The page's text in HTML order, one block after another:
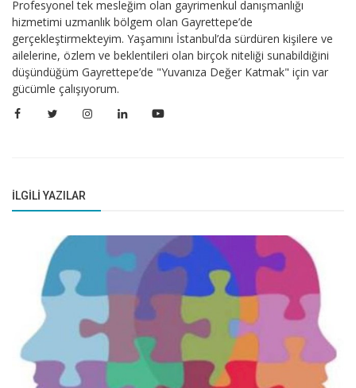
Profesyonel tek mesleğim olan gayrimenkul danışmanlığı
hizmetimi uzmanlık bölgem olan Gayrettepe’de
gerçekleştirmekteyim. Yaşamını İstanbul’da sürdüren kişilere ve
ailelerine, özlem ve beklentileri olan birçok niteliği sunabildiğini
düşündüğüm Gayrettepe’de "Yuvanıza Değer Katmak" için var
gücümle çalışıyorum.
İLGILI YAZILAR